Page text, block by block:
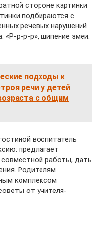
стороне картинки
подбираются с
речевых нарушений
«Р-р-р-р», шипение змеи:
подходы к
речи у детей
с общим
воспитатель
предлагает
работы, дать
Родителям
комплексом
от учителя-